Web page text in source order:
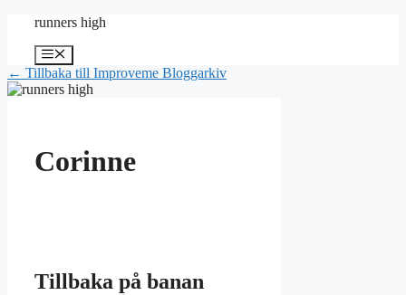
Hoppa
innehåll
runners high
Meny
← Tillbaka till Improveme Bloggarkiv
Corinne
Tillbaka på banan